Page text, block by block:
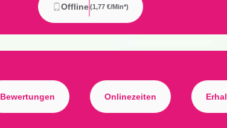
Offline(1,77 €/min*)
Bewertungen Onlinezeiten